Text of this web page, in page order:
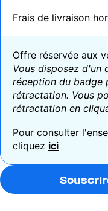
Frais de livraison
Offre réservée aux
Vous disposez d'un
réception du badge
rétractation. Vous
rétractation en
Pour consulter
cliquez ici